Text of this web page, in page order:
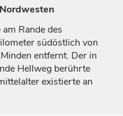
Rande des
südöstlich von
Minden entfernt. Der in
Hellweg berührte
existierte an